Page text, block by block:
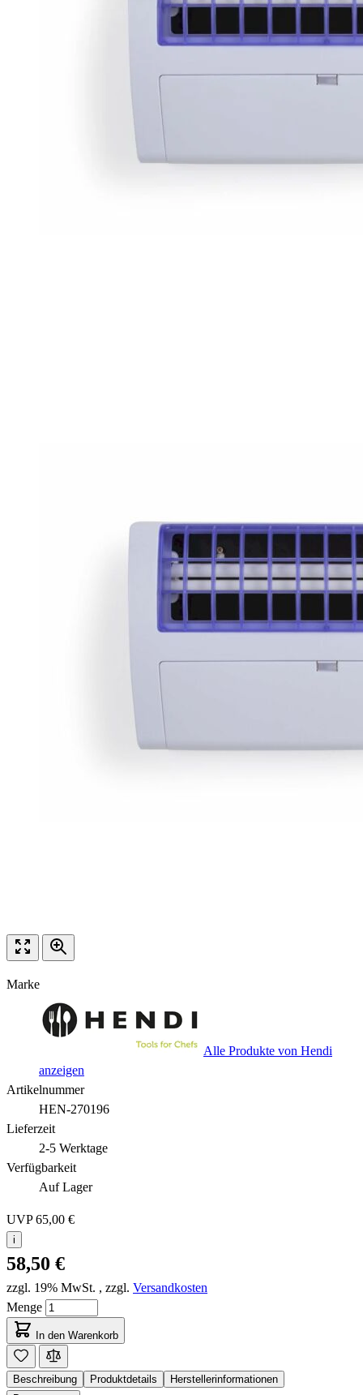
Marke
Alle Produkte von Hendi
anzeigen
Artikelnummer
HEN-270196
Lieferzeit
2-5 Werktage
Verfügbarkeit
Auf Lager
UVP65,00 €
i
58,50 €
zzgl. 19% MwSt. , zzgl. Versandkosten
Menge
In den Warenkorb
Beschreibung Produktdetails
Herstellerinformationen